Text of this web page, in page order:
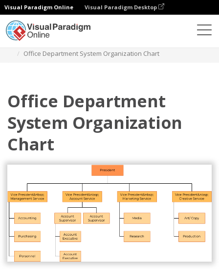
Visual Paradigm Online Visual Paradigm Desktop
Office Department System Organization Chart
Office Department
System Organization
Chart